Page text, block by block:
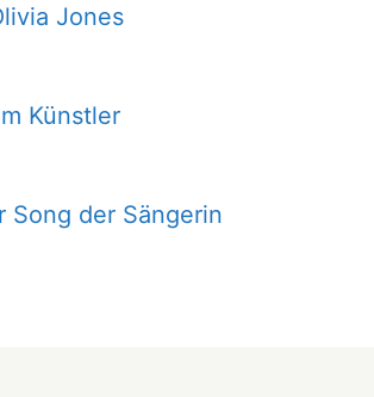
Jones
Künstler
Song der Sängerin